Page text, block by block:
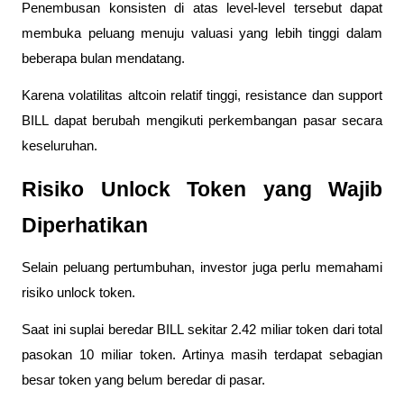
Penembusan konsisten di atas level-level tersebut dapat
membuka peluang menuju valuasi yang lebih tinggi dalam
beberapa bulan mendatang.
Karena volatilitas altcoin relatif tinggi, resistance dan support
BILL dapat berubah mengikuti perkembangan pasar secara
keseluruhan.
Risiko Unlock Token yang Wajib
Diperhatikan
Selain peluang pertumbuhan, investor juga perlu memahami
risiko unlock token.
Saat ini suplai beredar BILL sekitar 2.42 miliar token dari total
pasokan 10 miliar token. Artinya masih terdapat sebagian
besar token yang belum beredar di pasar.